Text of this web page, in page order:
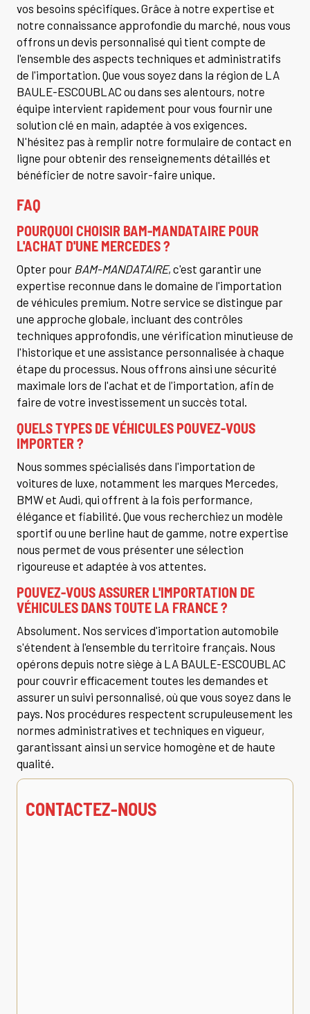
vos besoins spécifiques. Grâce à notre expertise et
notre connaissance approfondie du marché, nous vous
offrons un devis personnalisé qui tient compte de
l'ensemble des aspects techniques et administratifs
de l'importation. Que vous soyez dans la région de LA
BAULE-ESCOUBLAC ou dans ses alentours, notre
équipe intervient rapidement pour vous fournir une
solution clé en main, adaptée à vos exigences.
N'hésitez pas à remplir notre formulaire de contact en
ligne pour obtenir des renseignements détaillés et
bénéficier de notre savoir-faire unique.
FAQ
POURQUOI CHOISIR BAM-MANDATAIRE POUR
L'ACHAT D'UNE MERCEDES ?
Opter pour BAM-MANDATAIRE, c'est garantir une
expertise reconnue dans le domaine de l'importation
de véhicules premium. Notre service se distingue par
une approche globale, incluant des contrôles
techniques approfondis, une vérification minutieuse de
l'historique et une assistance personnalisée à chaque
étape du processus. Nous offrons ainsi une sécurité
maximale lors de l'achat et de l'importation, afin de
faire de votre investissement un succès total.
QUELS TYPES DE VÉHICULES POUVEZ-VOUS
IMPORTER ?
Nous sommes spécialisés dans l'importation de
voitures de luxe, notamment les marques Mercedes,
BMW et Audi, qui offrent à la fois performance,
élégance et fiabilité. Que vous recherchiez un modèle
sportif ou une berline haut de gamme, notre expertise
nous permet de vous présenter une sélection
rigoureuse et adaptée à vos attentes.
POUVEZ-VOUS ASSURER L'IMPORTATION DE
VÉHICULES DANS TOUTE LA FRANCE ?
Absolument. Nos services d'importation automobile
s'étendent à l'ensemble du territoire français. Nous
opérons depuis notre siège à LA BAULE-ESCOUBLAC
pour couvrir efficacement toutes les demandes et
assurer un suivi personnalisé, où que vous soyez dans le
pays. Nos procédures respectent scrupuleusement les
normes administratives et techniques en vigueur,
garantissant ainsi un service homogène et de haute
qualité.
CONTACTEZ-NOUS